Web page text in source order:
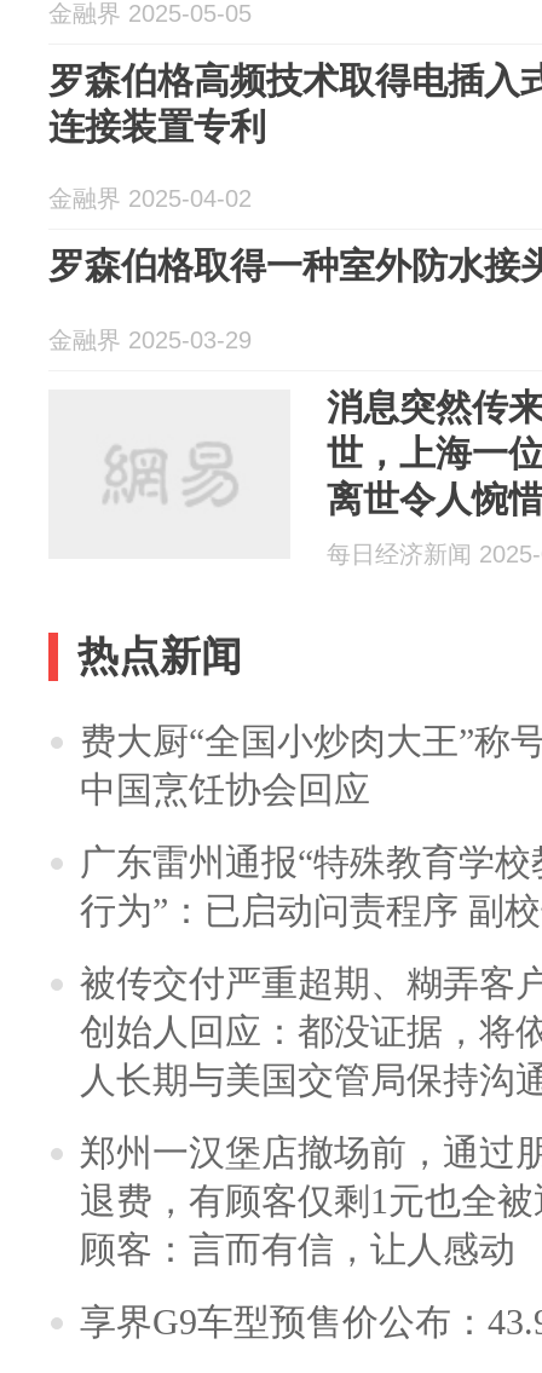
金融界 2025-05-05
罗森伯格高频技术取得电插入
连接装置专利
金融界 2025-04-02
罗森伯格取得一种室外防水接
金融界 2025-03-29
消息突然传
世，上海一
离世令人惋
每日经济新闻
热点新闻
费大厨“全国小炒肉大王”称
中国烹饪协会回应
广东雷州通报“特殊教育学
行为”：已启动问责程序 副
被传交付严重超期、糊弄客
创始人回应：都没证据，将
人长期与美国交管局保持沟
郑州一汉堡店撤场前，通过
退费，有顾客仅剩1元也全
顾客：言而有信，让人感动
享界G9车型预售价公布：